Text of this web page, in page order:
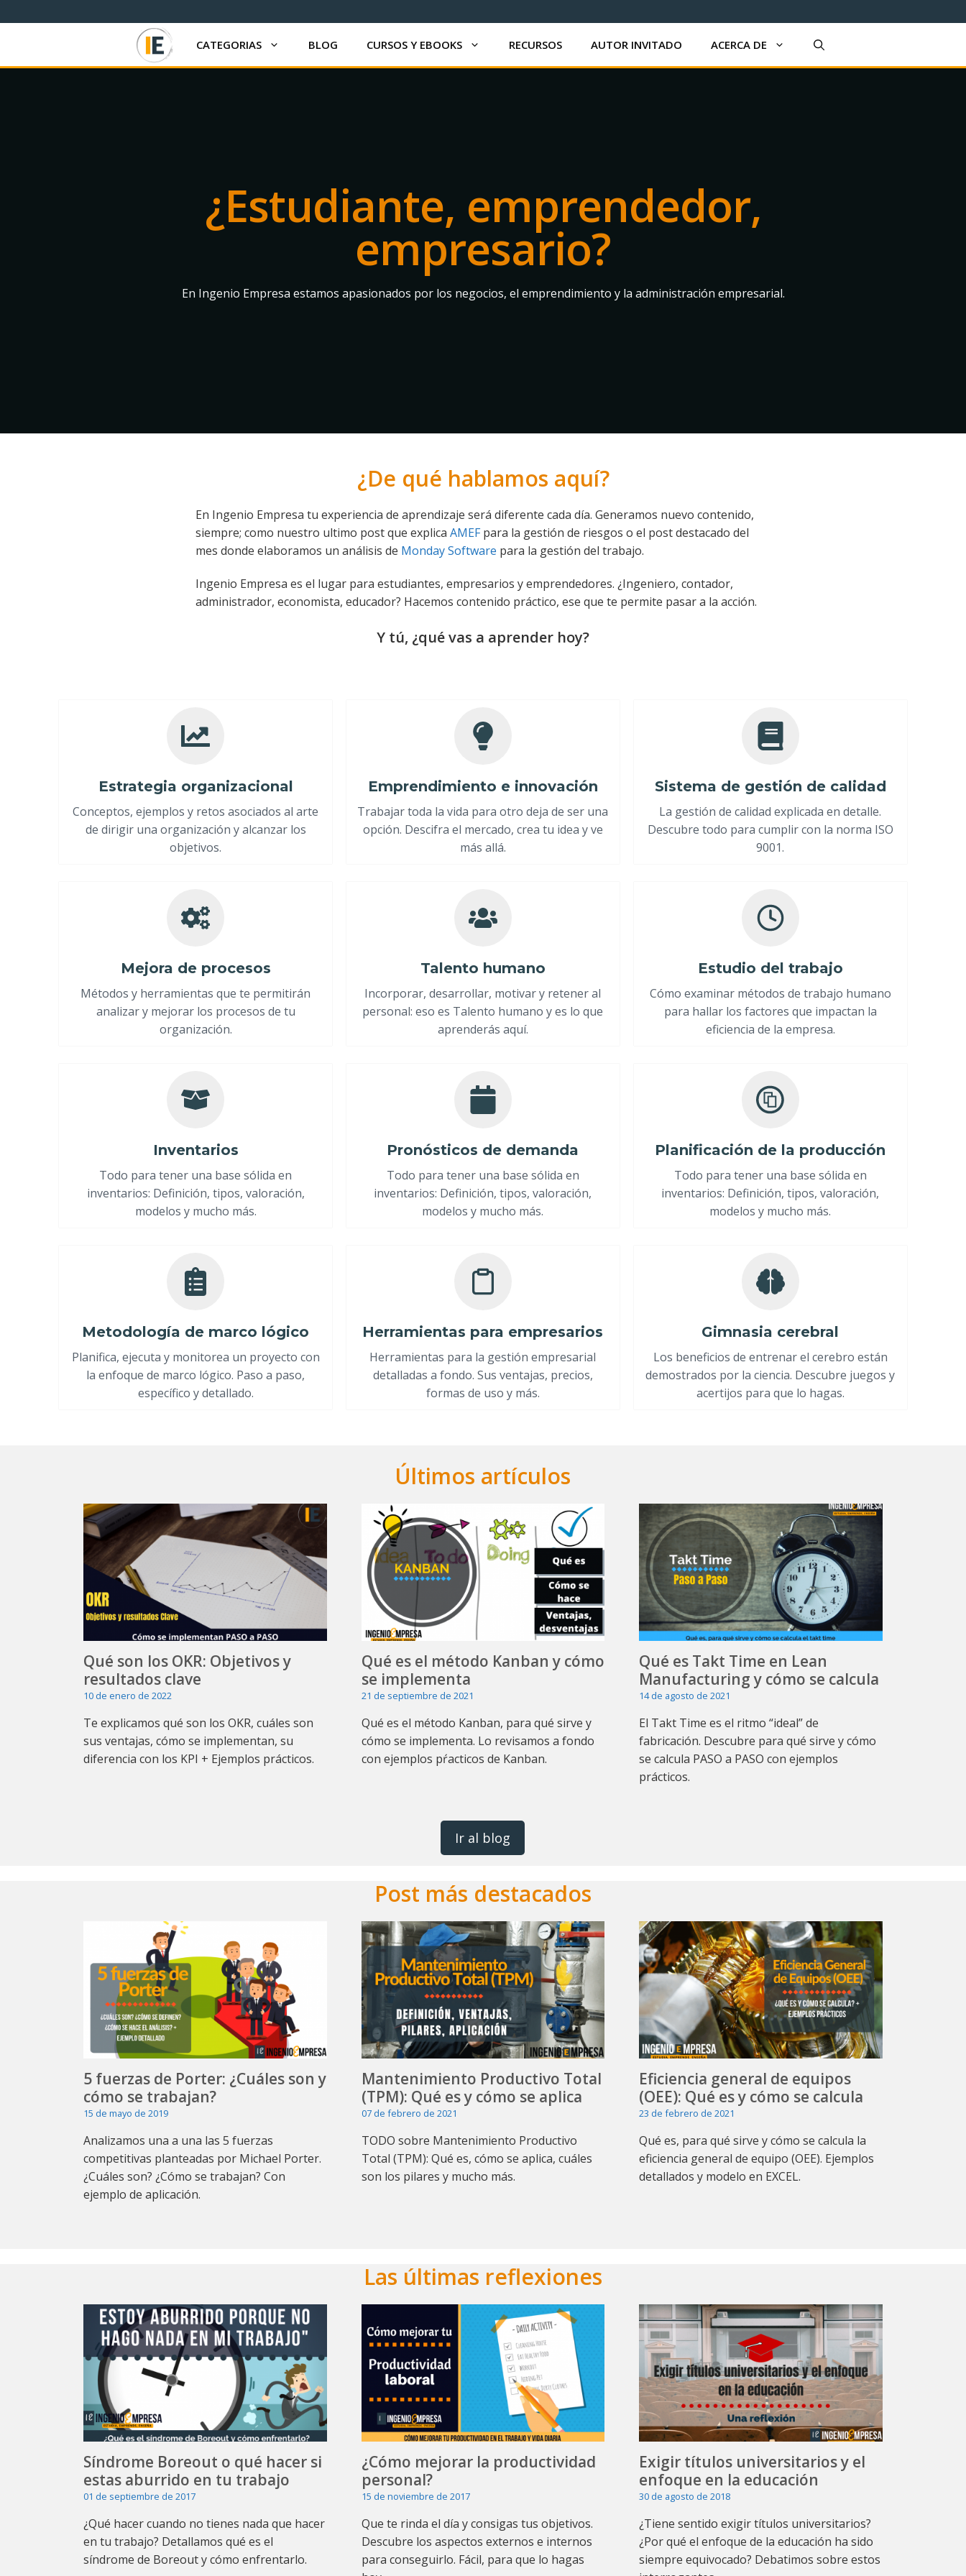
al
CATEGORIAS BLOG CURSOS Y EBOOKS RECURSOS AUTOR INVITADO ACERCA DE
¿Estudiante, emprendedor,
empresario?
En Ingenio Empresa estamos apasionados por los negocios, el emprendimiento y la administración empresarial.
¿De qué hablamos aquí?
En Ingenio Empresa tu experiencia de aprendizaje será diferente cada día. Generamos nuevo contenido,
siempre; como nuestro ultimo post que explica AMEFpara la gestión de riesgos o el post destacado del
mes donde elaboramos un análisis de Monday Software para la gestión del trabajo.
Ingenio Empresa es el lugar para estudiantes, empresarios y emprendedores. ¿Ingeniero, contador,
administrador, economista, educador? Hacemos contenido práctico, ese que te permite pasar a la acción.
Y tú, ¿qué vas a aprender hoy?
Estrategia organizacional
Conceptos, ejemplos y retos asociados al arte
de dirigir una organización y alcanzar los
objetivos.
Mejora de procesos
Métodos y herramientas que te permitirán
analizar y mejorar los procesos de tu
organización.
Inventarios
Todo para tener una base sólida en
inventarios: Definición, tipos, valoración,
modelos y mucho más.
Metodología de marco lógico
Planifica, ejecuta y monitorea un proyecto con
la enfoque de marco lógico. Paso a paso,
específico y detallado.
Emprendimiento e innovación
Trabajar toda la vida para otro deja de ser una
opción. Descifra el mercado, crea tu idea y ve
más allá.
Talento humano
Incorporar, desarrollar, motivar y retener al
personal: eso es Talento humano y es lo que
aprenderás aquí.
Pronósticos de demanda
Todo para tener una base sólida en
inventarios: Definición, tipos, valoración,
modelos y mucho más.
Herramientas para empresarios
Herramientas para la gestión empresarial
detalladas a fondo. Sus ventajas, precios,
formas de uso y más.
Sistema de gestión de calidad
La gestión de calidad explicada en detalle.
Descubre todo para cumplir con la norma ISO
9001.
Estudio del trabajo
Cómo examinar métodos de trabajo humano
para hallar los factores que impactan la
eficiencia de la empresa.
Planificación de la producción
Todo para tener una base sólida en
inventarios: Definición, tipos, valoración,
modelos y mucho más.
Gimnasia cerebral
Los beneficios de entrenar el cerebro están
demostrados por la ciencia. Descubre juegos y
acertijos para que lo hagas.
Últimos artículos
Qué son los OKR: Objetivos y
resultados clave
10 de enero de 2022
Te explicamos qué son los OKR, cuáles son
sus ventajas, cómo se implementan, su
diferencia con los KPI + Ejemplos prácticos.
Qué es el método Kanban y cómo
se implementa
21 de septiembre de 2021
Qué es el método Kanban, para qué sirve y
cómo se implementa. Lo revisamos a fondo
con ejemplos pŕacticos de Kanban.
Qué es Takt Time en Lean
Manufacturing y cómo se calcula
14 de agosto de 2021
El Takt Time es el ritmo “ideal” de
fabricación. Descubre para qué sirve y cómo
se calcula PASO a PASO con ejemplos
prácticos.
Ir al blog
Post más destacados
5 fuerzas de Porter: ¿Cuáles son y
cómo se trabajan?
15 de mayo de 2019
Analizamos una a una las 5 fuerzas
competitivas planteadas por Michael Porter.
¿Cuáles son? ¿Cómo se trabajan? Con
ejemplo de aplicación.
Mantenimiento Productivo Total
(TPM): Qué es y cómo se aplica
07 de febrero de 2021
TODO sobre Mantenimiento Productivo
Total (TPM): Qué es, cómo se aplica, cuáles
son los pilares y mucho más.
Eficiencia general de equipos
(OEE): Qué es y cómo se calcula
23 de febrero de 2021
Qué es, para qué sirve y cómo se calcula la
eficiencia general de equipo (OEE). Ejemplos
detallados y modelo en EXCEL.
Las últimas reflexiones
Síndrome Boreout o qué hacer si
estas aburrido en tu trabajo
01 de septiembre de 2017
¿Qué hacer cuando no tienes nada que hacer
en tu trabajo? Detallamos qué es el
síndrome de Boreout y cómo enfrentarlo.
¿Cómo mejorar la productividad
personal?
15 de noviembre de 2017
Que te rinda el día y consigas tus objetivos.
Descubre los aspectos externos e internos
para conseguirlo. Fácil, para que lo hagas
Exigir títulos universitarios y el
enfoque en la educación
30 de agosto de 2018
¿Tiene sentido exigir títulos universitarios?
¿Por qué el enfoque de la educación ha sido
siempre equivocado? Debatimos sobre estos